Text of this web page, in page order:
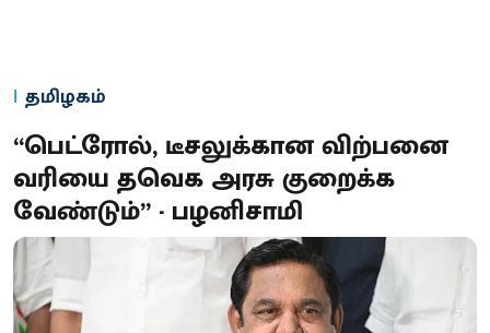
தமிழகம்
“பெட்ரோல், டீசலுக்கான விற்பனை
வரியை தவெக அரசு குறைக்க
வேண்டும்” - பழனிசாமி